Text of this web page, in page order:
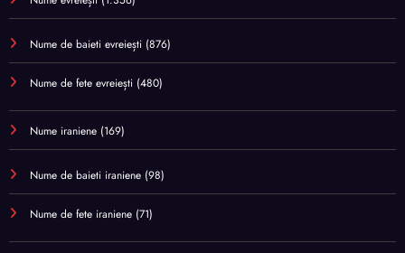
Nume de baieti evreiești (876)
Nume de fete evreiești (480)
Nume iraniene (169)
Nume de baieti iraniene (98)
Nume de fete iraniene (71)